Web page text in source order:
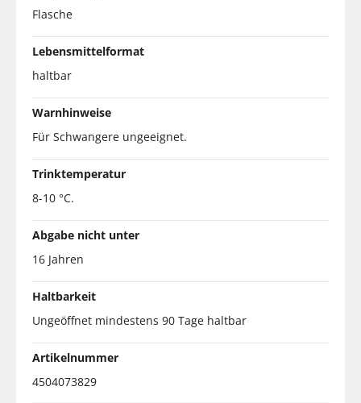
Flasche
Lebensmittelformat
haltbar
Warnhinweise
Für Schwangere ungeeignet.
Trinktemperatur
8-10 °C.
Abgabe nicht unter
16 Jahren
Haltbarkeit
Ungeöffnet mindestens 90 Tage haltbar
Artikelnummer
4504073829